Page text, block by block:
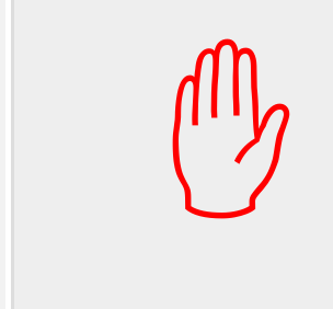
✋